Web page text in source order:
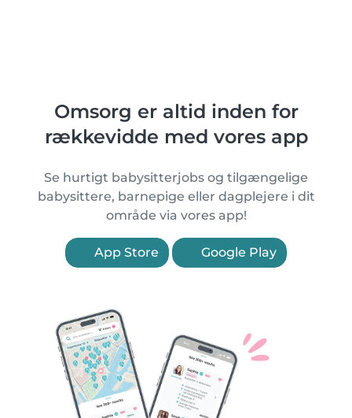
Omsorg er altid inden for
rækkevidde med vores app
Se hurtigt babysitterjobs og tilgængelige
babysittere, barnepige eller dagplejere i dit
område via vores app!
App Store Google Play